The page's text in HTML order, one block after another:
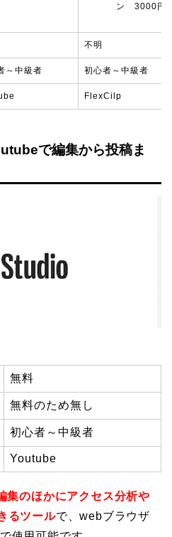
ン 3000円
不明
～中級者 初心者～中級者
FlexCilp
で編集から投稿ま
無料
無料のため無し
初心者～中級者
Youtube
のほかにアクセス分析や
るツールで、webブラウザ